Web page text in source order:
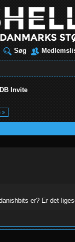
Søg
DB Invite
»
er? Er det